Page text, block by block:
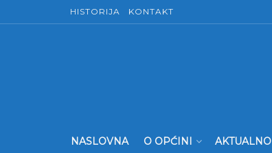
HISTORIJA KONTAKT
NASLOVNA O OPĆINI AKTUALNO